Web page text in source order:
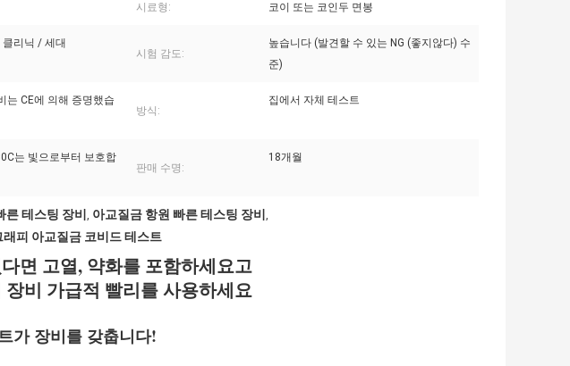
시료형: 코이 또는 코인두 면봉
리닉 / 세대
시험 감도:
높습니다 (발견할 수 있는 NG (좋지않다) 수
준)
는 CE에 의해 증명했습
방식:
집에서 자체 테스트
는 빛으로부터 보호합
판매 수명:
18개월
테스팅 장비 , 아교질금 항원 빠른 테스팅 장비 ,
피 아교질금 코비드 테스트
면 고열, 약화를 포함하세요고
비 가급적 빨리를 사용하세요
가 장비를 갖춥니다!